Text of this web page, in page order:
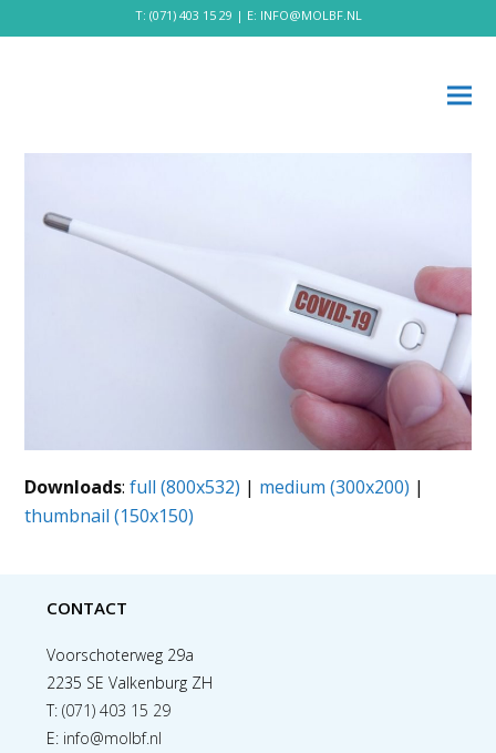
T: (071) 403 15 29 | E: INFO@MOLBF.NL
Downloads:full (800x532) | medium (300x200) |
thumbnail (150x150)
CONTACT
Voorschoterweg 29a
2235 SE Valkenburg ZH
T:(071) 403 15 29
E: info@molbf.nl